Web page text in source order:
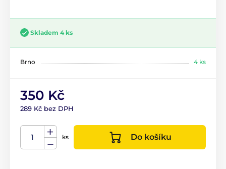
Skladem 4 ks
Brno 4 ks
350 Kč
289 Kč bez DPH
ks Do košíku